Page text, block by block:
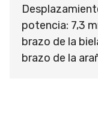
potencia: 7,3
brazo de la
brazo de la